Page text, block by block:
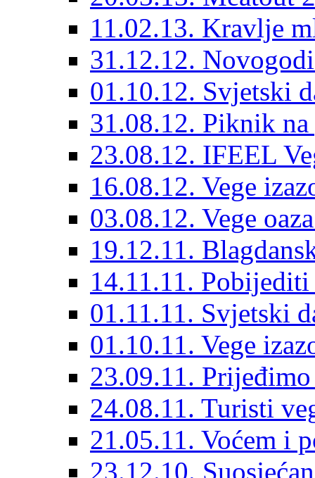
11.02.13. Kravlje
31.12.12.
01.10.12. Svjetski
31.08.12. Piknik
23.08.12. IFEEL
16.08.12. Vege
03.08.12. Vege
19.12.11.
14.11.11.
01.11.11. Svjetski
01.10.11. Vege
23.09.11.
24.08.11. Turisti
21.05.11. Voćem i
23.12.10.